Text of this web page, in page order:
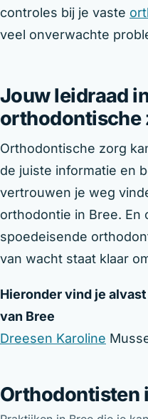
controles bij je vaste
veel onverwachte
Jouw leidraad
orthodontische
Orthodontische zorg
de juiste informatie en
vertrouwen je weg
orthodontie in Bree. En
spoedeisende
van wacht staat klaar
Hieronder vind je
van Bree
Dreesen Karoline
Orthodontisten